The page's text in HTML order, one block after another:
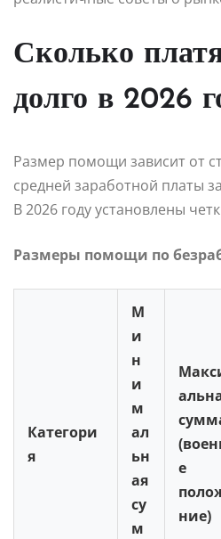
Сколько
долго в 2026
Размер помощи зависит от
средней заработной платы
В 2026 году установлены
Размеры помощи по
Категори
я
М
и
н
и
м
ал
ьн
ая
су
м
е
ние)